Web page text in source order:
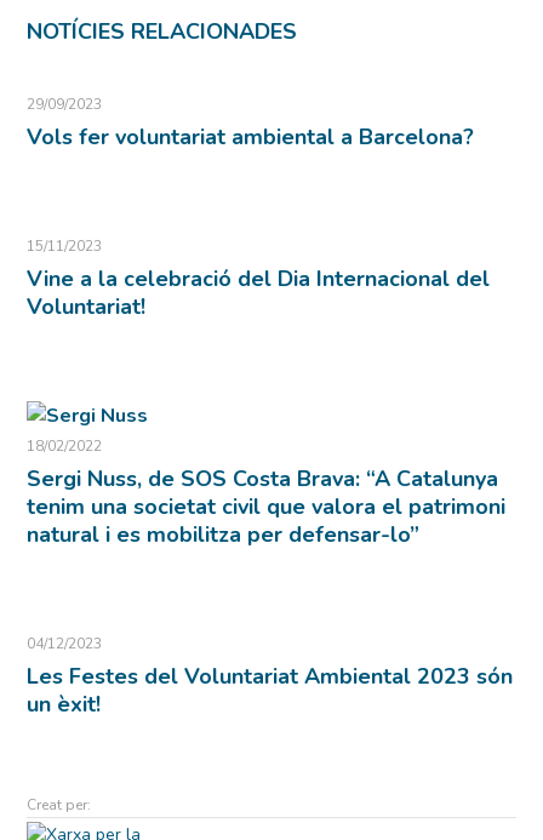
NOTÍCIES RELACIONADES
29/09/2023
Vols fer voluntariat ambiental a Barcelona?
15/11/2023
Vine a la celebració del Dia Internacional del
Voluntariat!
18/02/2022
Sergi Nuss, de SOS Costa Brava: “A Catalunya
tenim una societat civil que valora el patrimoni
natural i es mobilitza per defensar-lo”
04/12/2023
Les Festes del Voluntariat Ambiental 2023 són
un èxit!
Creat per: